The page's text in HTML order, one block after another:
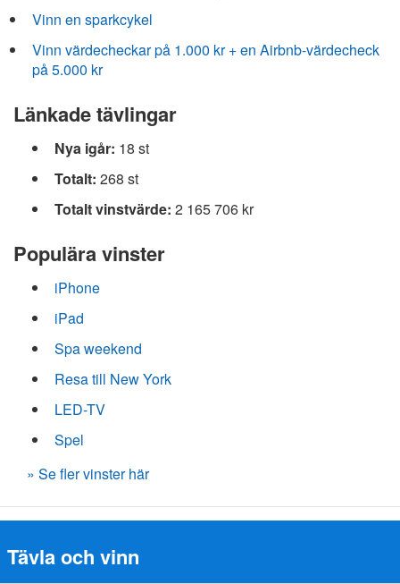
Vinn en sparkcykel
Vinn värdecheckar på 1.000 kr + en Airbnb-värdecheck
på 5.000 kr
Länkade tävlingar
Nya igår: 18 st
Totalt: 268 st
Totalt vinstvärde: 2 165 706 kr
Populära vinster
iPhone
iPad
Spa weekend
Resa till New York
LED-TV
Spel
» Se fler vinster här
Tävla och vinn